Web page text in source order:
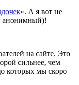
». А я вот не
анонимный)!
на сайте. Это
сильнее, чем
которых мы скоро